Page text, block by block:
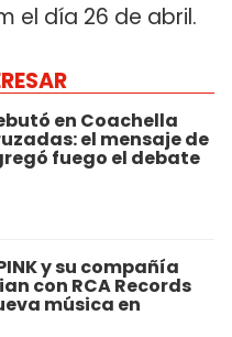
el día 26 de abril.
en Coachella
el mensaje de
fuego el debate
y su compañía
con RCA Records
música en